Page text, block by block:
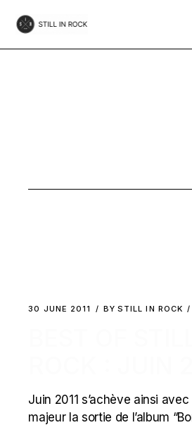
the
30 JUNE 2011 BY STILL IN ROCK
Juin 2011 s’achève ainsi
majeur la sortie de l’album